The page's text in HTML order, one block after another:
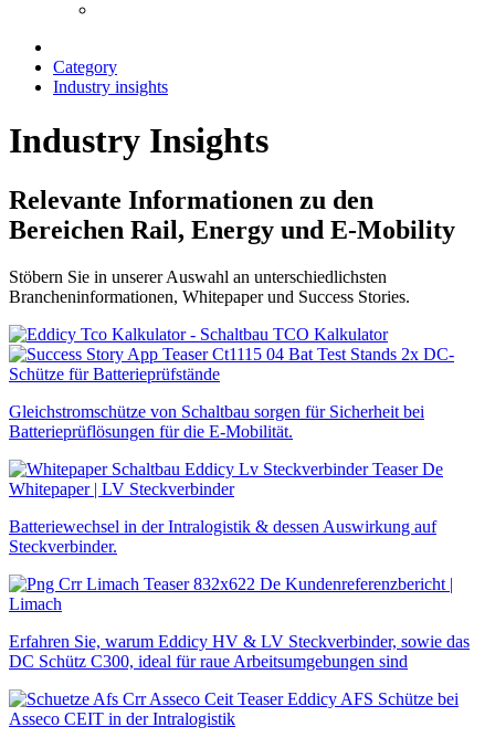
Category
Industry insights
Industry Insights
Relevante Informationen zu den
Bereichen Rail, Energy und E-Mobility
Stöbern Sie in unserer Auswahl an unterschiedlichsten
Brancheninformationen, Whitepaper und Success Stories.
TCO Kalkulator
DC-
Schütze für Batterieprüfstände
Gleichstromschütze von Schaltbau sorgen für Sicherheit bei
Batterieprüflösungen für die E-Mobilität.
Whitepaper | LV Steckverbinder
Batteriewechsel in der Intralogistik & dessen Auswirkung auf
Steckverbinder.
Kundenreferenzbericht |
Limach
Erfahren Sie, warum Eddicy HV & LV Steckverbinder, sowie das
DC Schütz C300, ideal für raue Arbeitsumgebungen sind
Eddicy AFS Schütze bei
Asseco CEIT in der Intralogistik